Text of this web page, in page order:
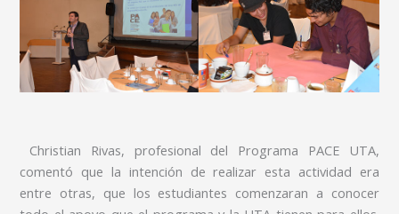
Christian Rivas, profesional del Programa PACE UTA,
comentó que la intención de realizar esta actividad era
entre otras, que los estudiantes comenzaran a conocer